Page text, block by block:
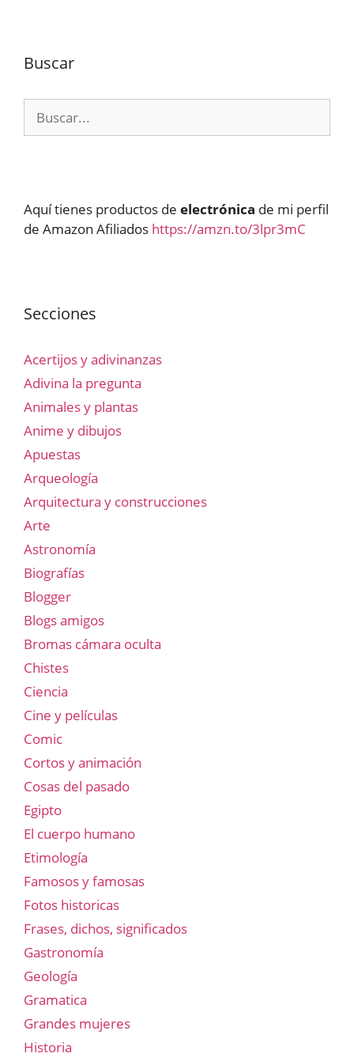
Buscar
Aquí tienes productos de electrónica de mi perfil
de Amazon Afiliados https://amzn.to/3lpr3mC
Secciones
Acertijos y adivinanzas
Adivina la pregunta
Animales y plantas
Anime y dibujos
Apuestas
Arqueología
Arquitectura y construcciones
Arte
Astronomía
Biografías
Blogger
Blogs amigos
Bromas cámara oculta
Chistes
Ciencia
Cine y películas
Comic
Cortos y animación
Cosas del pasado
Egipto
El cuerpo humano
Etimología
Famosos y famosas
Fotos historicas
Frases, dichos, significados
Gastronomía
Geología
Gramatica
Grandes mujeres
Historia